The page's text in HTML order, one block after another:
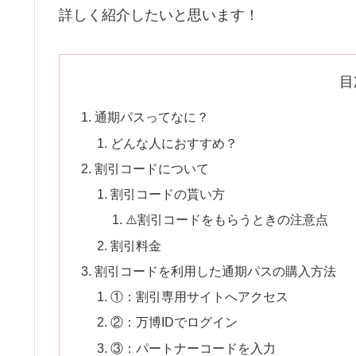
詳しく紹介したいと思います！
通期パスってなに？
どんな人におすすめ？
割引コードについて
割引コードの貰い方
⚠️割引コードをもらうときの注意点
割引料金
割引コードを利用した通期パスの購入方法
①：割引専用サイトへアクセス
②：万博IDでログイン
③：パートナーコードを入力